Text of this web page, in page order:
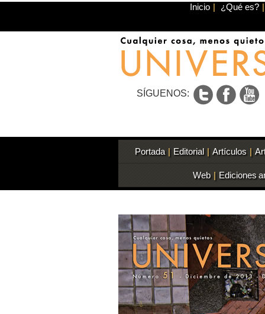
Inicio | ¿Qué es? |
SÍGUENOS:
Portada | Editorial | Artículos |
Web | Ediciones